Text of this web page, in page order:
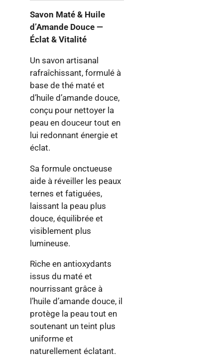
Savon Maté & Huile
d’Amande Douce —
Éclat & Vitalité
Un savon artisanal
rafraîchissant, formulé à
base de thé maté et
d’huile d’amande douce,
conçu pour nettoyer la
peau en douceur tout en
lui redonnant énergie et
éclat.
Sa formule onctueuse
aide à réveiller les peaux
ternes et fatiguées,
laissant la peau plus
douce, équilibrée et
visiblement plus
lumineuse.
Riche en antioxydants
issus du maté et
nourrissant grâce à
l’huile d’amande douce, il
protège la peau tout en
soutenant un teint plus
uniforme et
naturellement éclatant.